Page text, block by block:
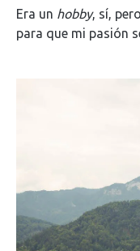
Era un hobby, sí,
para que mi pasión